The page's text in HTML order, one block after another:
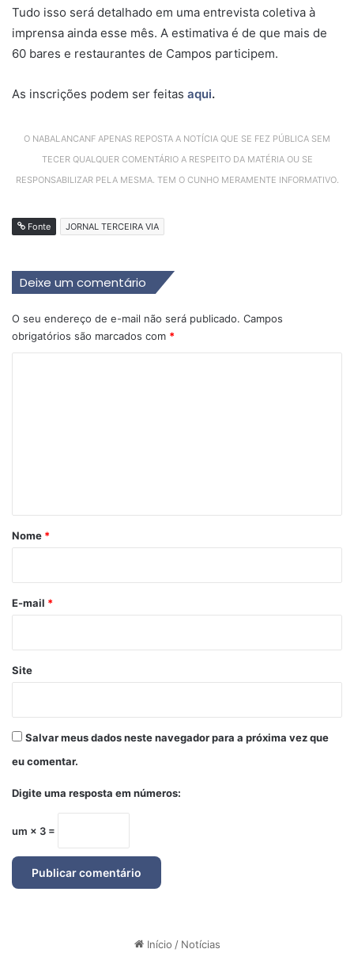
Tudo isso será detalhado em uma entrevista coletiva à
imprensa ainda esse mês. A estimativa é de que mais de
60 bares e restaurantes de Campos participem.
As inscrições podem ser feitas aqui.
O NABALANCANF APENAS REPOSTA A NOTÍCIA QUE SE FEZ PÚBLICA SEM
TECER QUALQUER COMENTÁRIO A RESPEITO DA MATÉRIA OU SE
RESPONSABILIZAR PELA MESMA. TEM O CUNHO MERAMENTE INFORMATIVO.
Fonte JORNAL TERCEIRA VIA
Deixe um comentário
O seu endereço de e-mail não será publicado. Campos
obrigatórios são marcados com *
r
*
Nome *
E-mail *
Site
Salvar meus dados neste navegador para a próxima vez que
eu comentar.
Digite uma resposta em números:
um × 3 =